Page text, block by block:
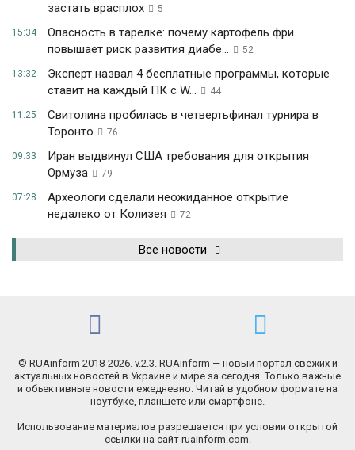
застать врасплох
5
15:34
Опасность в тарелке: почему картофель фри
повышает риск развития диабе...
52
13:32
Эксперт назвал 4 бесплатные программы, которые
ставит на каждый ПК с W...
44
11:25
Свитолина пробилась в четвертьфинал турнира в
Торонто
76
09:33
Иран выдвинул США требования для открытия
Ормуза
79
07:28
Археологи сделали неожиданное открытие
недалеко от Колизея
72
Все новости
© RUAinform 2018-2026. v.2.3. RUAinform — новый портал свежих и
актуальных новостей в Украине и мире за сегодня. Только важные
и объективные новости ежедневно. Читай в удобном формате на
ноутбуке, планшете или смартфоне.
Использование материалов разрешается при условии открытой
ссылки на сайт ruainform.com.